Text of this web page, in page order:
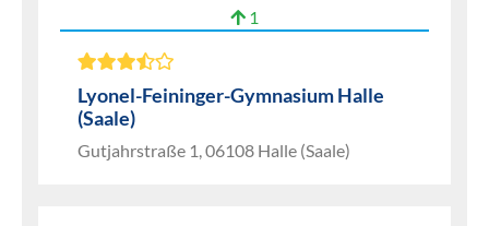
1
Lyonel-Feininger-Gymnasium Halle
(Saale)
Gutjahrstraße 1, 06108 Halle (Saale)